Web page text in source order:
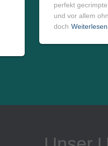
perfekt
und vor allem
doch Weiterlesen